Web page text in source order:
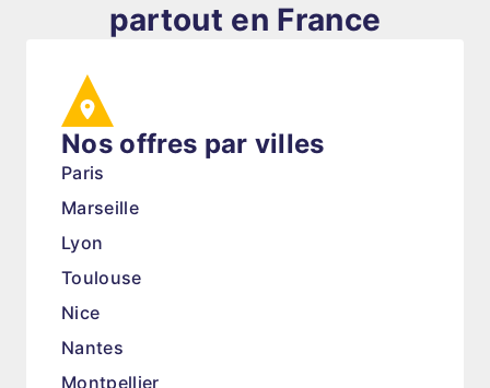
partout en France
Nos offres par villes
Paris
Marseille
Lyon
Toulouse
Nice
Nantes
Montpellier